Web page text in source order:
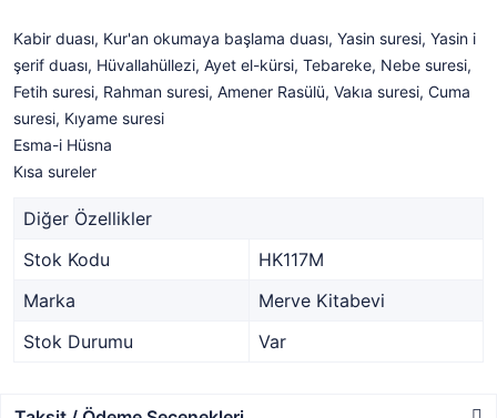
Kabir duası, Kur'an okumaya başlama duası, Yasin suresi, Yasin i
şerif duası, Hüvallahüllezi, Ayet el-kürsi, Tebareke, Nebe suresi,
Fetih suresi, Rahman suresi, Amener Rasülü, Vakıa suresi, Cuma
suresi, Kıyame suresi
Esma-i Hüsna
Kısa sureler
Diğer Özellikler
Stok Kodu
HK117M
Marka
Merve Kitabevi
Stok Durumu
Var